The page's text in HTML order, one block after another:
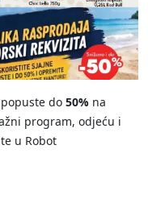
do 50% na
program, odjeću i
u Robot